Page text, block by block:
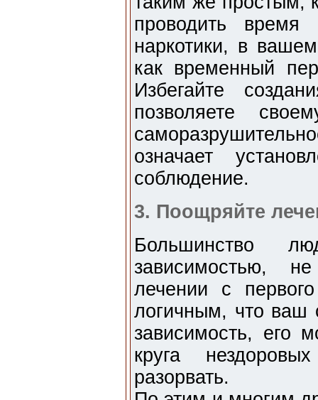
проводить время
наркотики, в
как временный
Избегайте
позволяете
означает
соблюдение.
3. Поощряйте
Большинство
зависимостью,
лечении с
логичным, что ваш
зависимость, его
круга
разорвать.